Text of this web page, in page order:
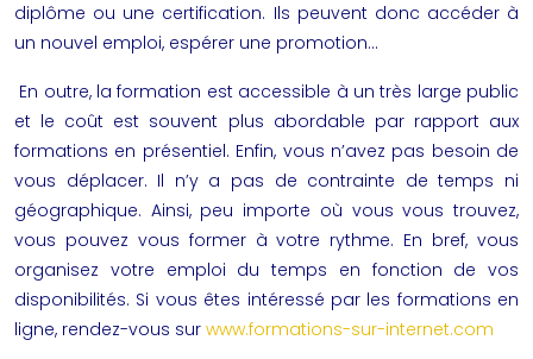
diplôme ou une certification. Ils peuvent donc accéder à
un nouvel emploi, espérer une promotion…
En outre, la formation est accessible à un très large public
et le coût est souvent plus abordable par rapport aux
formations en présentiel. Enfin, vous n’avez pas besoin de
vous déplacer. Il n’y a pas de contrainte de temps ni
géographique. Ainsi, peu importe où vous vous trouvez,
vous pouvez vous former à votre rythme. En bref, vous
organisez votre emploi du temps en fonction de vos
disponibilités. Si vous êtes intéressé par les formations en
ligne, rendez-vous sur www.formations-sur-internet.com